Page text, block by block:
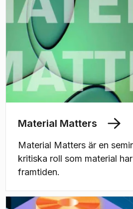
Material Matters
Material Matters är en
kritiska roll som material
framtiden.